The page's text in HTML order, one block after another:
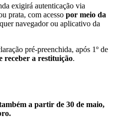
exigirá autenticação via
prata, com acesso por meio da
navegador ou aplicativo da
pré-preenchida, após 1º de
receber a restituição.
a partir de 30 de maio,